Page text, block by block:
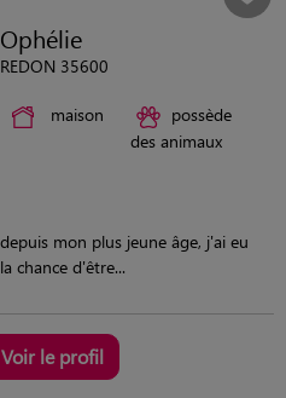
Ophélie
REDON 35600
maison
possède
des animaux
depuis mon plus jeune âge, j'ai eu
la chance d'être...
Voir le profil